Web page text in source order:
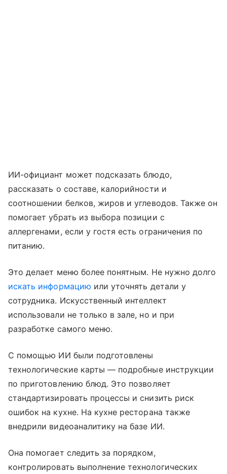
ИИ-официант может подсказать блюдо,
рассказать о составе, калорийности и
соотношении белков, жиров и углеводов. Также он
помогает убрать из выбора позиции с
аллергенами, если у гостя есть ограничения по
питанию.
Это делает меню более понятным. Не нужно долго
искать информацию или уточнять детали у
сотрудника. Искусственный интеллект
использовали не только в зале, но и при
разработке самого меню.
С помощью ИИ были подготовлены
технологические карты — подробные инструкции
по приготовлению блюд. Это позволяет
стандартизировать процессы и снизить риск
ошибок на кухне. На кухне ресторана также
внедрили видеоаналитику на базе ИИ.
Она помогает следить за порядком,
контролировать выполнение технологических